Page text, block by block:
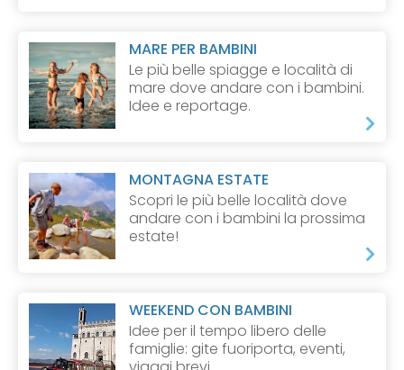
MARE PER BAMBINI
Le più belle spiagge e località di
mare dove andare con i bambini.
Idee e reportage.
MONTAGNA ESTATE
Scopri le più belle località dove
andare con i bambini la prossima
estate!
WEEKEND CON BAMBINI
Idee per il tempo libero delle
famiglie: gite fuoriporta, eventi,